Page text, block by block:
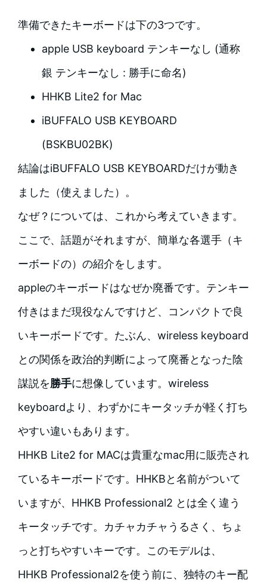
準備できたキーボードは下の3つです。
apple USB keyboard テンキーなし (通称
銀 テンキーなし : 勝手に命名)
HHKB Lite2 for Mac
iBUFFALO USB KEYBOARD
(BSKBU02BK)
結論はiBUFFALO USB KEYBOARDだけが動き
ました（使えました）。
なぜ？については、これから考えていきます。
ここで、話題がそれますが、簡単な各選手（キ
ーボードの）の紹介をします。
appleのキーボードはなぜか廃番です。テンキー
付きはまだ現役なんですけど、コンパクトで良
いキーボードです。たぶん、wireless keyboard
との関係を政治的判断によって廃番となった陰
謀説を勝手に想像しています。wireless
keyboardより、わずかにキータッチが軽く打ち
やすい違いもあります。
HHKB Lite2 for MACは貴重なmac用に販売され
ているキーボードです。HHKBと名前がついて
いますが、HHKB Professional2 とは全く違う
キータッチです。カチャカチャうるさく、ちょ
っと打ちやすいキーです。このモデルは、
HHKB Professional2を使う前に、独特のキー配